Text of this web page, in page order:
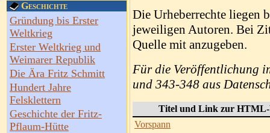
Geschichte
Gründung bis Erster
Weltkrieg
Erster Weltkrieg und
Weimarer Republik
Die Ära Fritz Schmitt
Hundert Jahre
Felsklettern
Geschichte der Fritz-
Pflaum-Hütte
Die Urheberrechte liegen
jeweiligen Autoren. Bei
Quelle mit anzugeben.
Für die Veröffentlichung
und 343-348 aus
Titel und Link zur HTML-
Vorspann